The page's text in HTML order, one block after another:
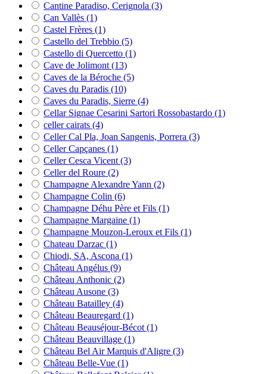
Cantine Paradiso, Cerignola (3)
Can Vallès (1)
Castel Frères (1)
Castello del Trebbio (5)
Castello di Quercetto (1)
Cave de Jolimont (13)
Caves de la Béroche (5)
Caves du Paradis (10)
Caves du Paradis, Sierre (4)
Cellar Signae Cesarini Sartori Rossobastardo (1)
celler cairats (4)
Celler Cal Pla, Joan Sangenis, Porrera (3)
Celler Capçanes (1)
Celler Cesca Vicent (3)
Celler del Roure (2)
Champagne Alexandre Yann (2)
Champagne Colin (6)
Champagne Déhu Père et Fils (1)
Champagne Margaine (1)
Champagne Mouzon-Leroux et Fils (1)
Chateau Darzac (1)
Chiodi, SA, Ascona (1)
Château Angélus (9)
Château Anthonic (2)
Château Ausone (3)
Château Batailley (4)
Château Beauregard (1)
Château Beauséjour-Bécot (1)
Château Beauvillage (1)
Château Bel Air Marquis d'Aligre (3)
Château Belle-Vue (1)